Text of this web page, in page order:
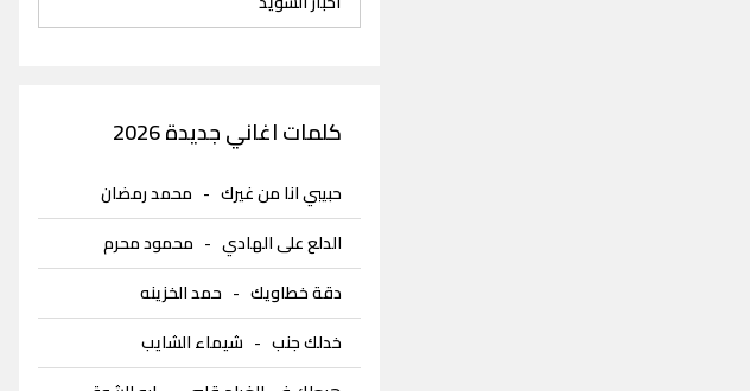
كلمات اغاني جديدة 2026
حبيبي انا من غيرك- محمد رمضان
الدلع على الهادي- محمود محرم
دقة خطاويك- حمد الخزينه
خدلك جنب- شيماء الشايب